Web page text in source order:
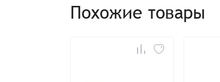
Спасибо, что выбрали нас! Менеджер
Наименование
Похожие товары